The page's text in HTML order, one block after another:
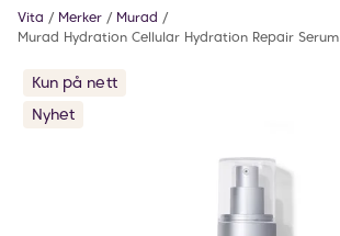
Vita Merker
Murad
Murad Hydration Cellular Hydration Repair Serum
Kun på nett
Nyhet